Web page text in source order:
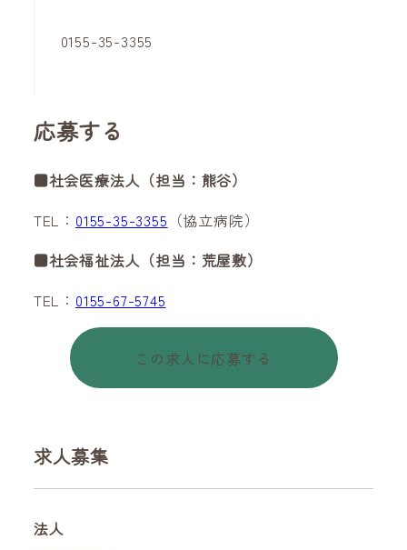
0155-35-3355
応募する
■社会医療法人（担当：熊谷）
TEL： 0155-35-3355 （協立病院）
■社会福祉法人（担当：荒屋敷）
TEL： 0155-67-5745
この求人に応募する
求人募集
法人